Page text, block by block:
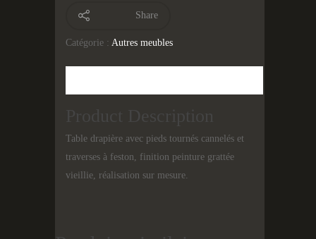
Share
Catégorie : Autres meubles
Table drapière avec pieds tournés cannelés et
traverses à feston, finition peinture grattée
vieillie, réalisation sur mesure.